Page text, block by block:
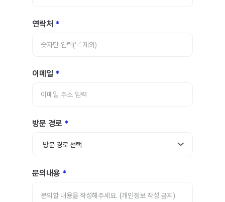
연락처
이메일
방문 경로
방문 경로 선택
문의내용